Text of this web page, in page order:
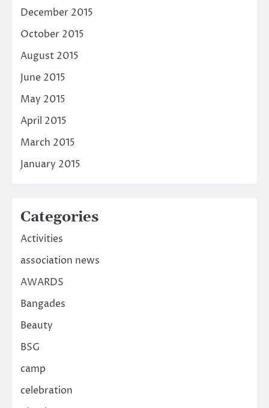
December 2015
October 2015
August 2015
June 2015
May 2015
April 2015
March 2015
January 2015
Categories
Activities
association news
AWARDS
Bangades
Beauty
BSG
camp
celebration